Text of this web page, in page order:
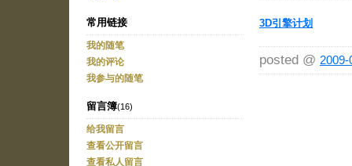
常用链接
我的随笔
我的评论
我参与的随笔
留言簿(16)
给我留言
查看公开留言
查看私人留言
3D引擎计划
posted @ 2009-